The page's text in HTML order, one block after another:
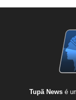
Tupã News é